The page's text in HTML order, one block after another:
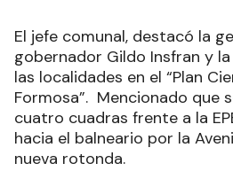
El jefe comunal, destacó la
gobernador Gildo Insfran y
las localidades en el “Plan
Formosa”. Mencionado que
cuatro cuadras frente a la
hacia el balneario por la
nueva rotonda.